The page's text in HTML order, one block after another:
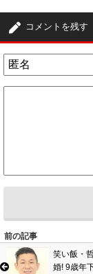
コメントを残す
前の記事
笑い飯・
婚! 9歳年